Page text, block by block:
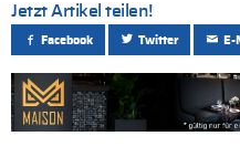
Jetzt Artikel teilen!
Facebook Twitter E-